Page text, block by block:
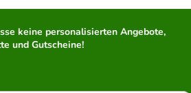
keine personalisierten Angebote,
und Gutscheine!